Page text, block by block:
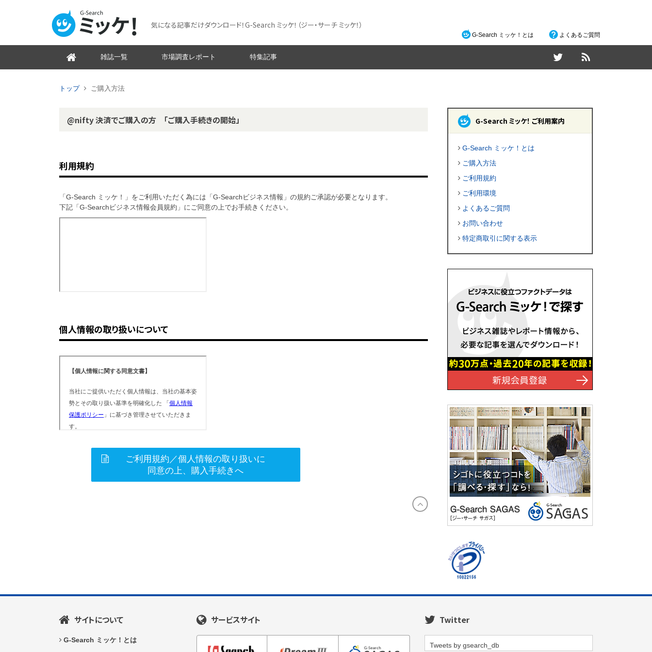
気になる記事だけダウンロード！G-Search ミッケ！ （ジー・サーチ ミッケ！）
G-Search ミッケ！とは よくあるご質問
雑誌一覧 市場調査レポート 特集記事
トップ ご購入方法
@nifty 決済でご購入の方 「ご購入手続きの開始」
利用規約
「G-Search ミッケ！」をご利用いただく為には「G-Searchビジネス情報」の規約ご承認が必要となります。
下記「G-Searchビジネス情報会員規約」にご同意の上でお手続きください。
個人情報の取り扱いについて
ご利用規約／個人情報の取り扱いに
同意の上、購入手続きへ
G-Search ミッケ！ ご利用案内
G-Search ミッケ！とは
ご購入方法
ご利用規約
ご利用環境
よくあるご質問
お問い合わせ
特定商取引に関する表示
サイトについて
G-Search ミッケ！とは
サービスサイト Twitter
Tweets by gsearch_db